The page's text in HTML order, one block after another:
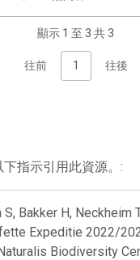
顯示 1 至 3 共 3
往前 1 往後
指示引用此資源。:
Bakker H, Neckheim
Expeditie 2022/
Biodiversity